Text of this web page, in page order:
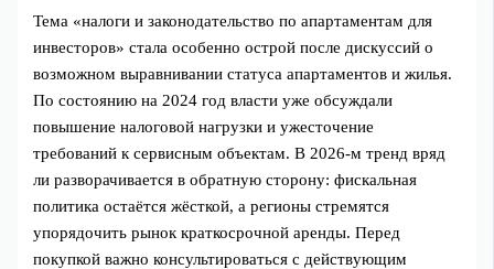
Тема «налоги и законодательство по апартаментам для
инвесторов» стала особенно острой после дискуссий о
возможном выравнивании статуса апартаментов и жилья.
По состоянию на 2024 год власти уже обсуждали
повышение налоговой нагрузки и ужесточение
требований к сервисным объектам. В 2026‑м тренд вряд
ли разворачивается в обратную сторону: фискальная
политика остаётся жёсткой, а регионы стремятся
упорядочить рынок краткосрочной аренды. Перед
покупкой важно консультироваться с действующим